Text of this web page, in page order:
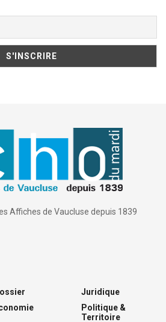
Affiches de Vaucluse depuis 1839
Juridique
Politique &
Territoire